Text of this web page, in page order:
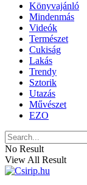
Könyvajánló
Mindenmás
Videók
Természet
Cukiság
Lakás
Trendy
Sztorik
Utazás
Művészet
EZO
No Result
View All Result